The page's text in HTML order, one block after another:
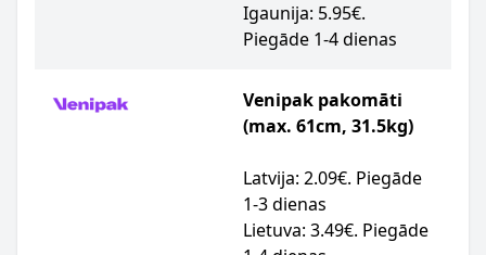
Igaunija: 5.95€.
Piegāde 1-4 dienas
Venipak pakomāti
(max. 61cm, 31.5kg)
Latvija: 2.09€. Piegāde
1-3 dienas
Lietuva: 3.49€. Piegāde